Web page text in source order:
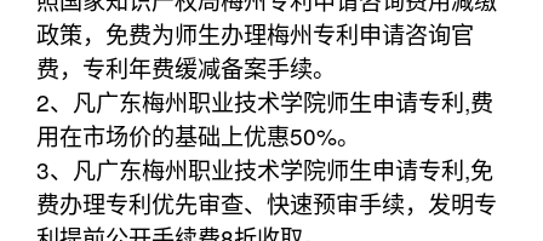
政策，免费为师生办理梅州专利申请咨询官
费，专利年费缓减备案手续。
2、凡广东梅州职业技术学院师生申请专利,费
用在市场价的基础上优惠50%。
3、凡广东梅州职业技术学院师生申请专利,免
费办理专利优先审查、快速预审手续，发明专